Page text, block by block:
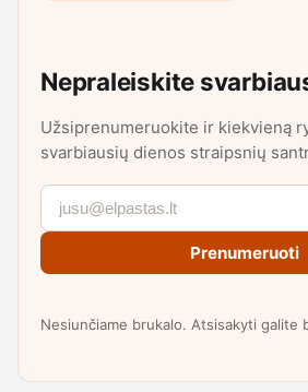
Nepraleiskite
Užsiprenumeruokite ir kiekvieną
svarbiausių dienos straipsnių
Prenumeruoti
Nesiunčiame brukalo. Atsisakyti galite